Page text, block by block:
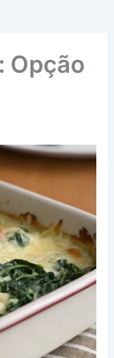
Opção